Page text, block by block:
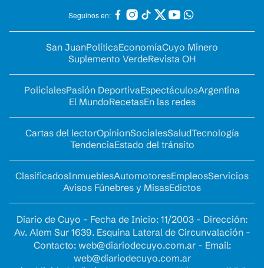
Seguinos en:
San JuanPolíticaEconomíaCuyo Minero
Suplemento VerdeRevista OH
PolicialesPasión DeportivaEspectáculosArgentina
El MundoRecetasEn las redes
Cartas del lectorOpinionSocialesSaludTecnología
TendenciaEstado del tránsito
ClasificadosInmueblesAutomotoresEmpleosServicios
Avisos Fúnebres y MisasEdictos
Diario de Cuyo - Fecha de Inicio: 11/2003 - Dirección:
Av. Alem Sur 1639. Esquina Lateral de Circunvalación -
Contacto: web@diariodecuyo.com.ar- Email:
web@diariodecuyo.com.ar